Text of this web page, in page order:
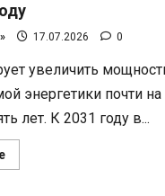
17.07.2026 0
увеличить
энергетики почти на
лет. К 2031 году в...
Прочитать
больше